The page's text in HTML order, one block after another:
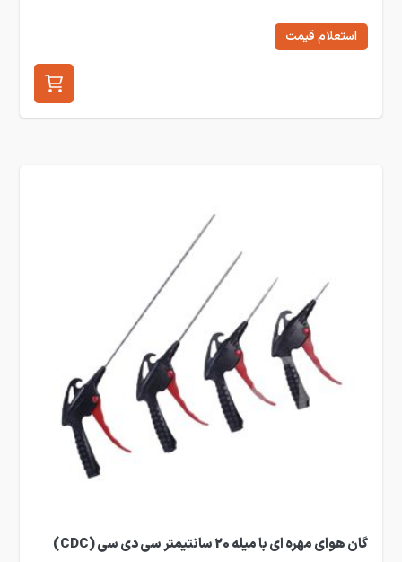
استعلام قیمت
گان هوای مهره ای با میله 20 سانتیمتر سی دی سی (CDC)